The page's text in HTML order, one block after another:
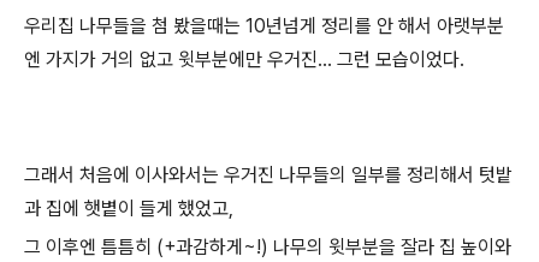
우리집 나무들을 첨 봤을때는 10년넘게 정리를 안 해서 아랫부분
엔 가지가 거의 없고 윗부분에만 우거진... 그런 모습이었다.
그래서 처음에 이사와서는 우거진 나무들의 일부를 정리해서 텃밭
과 집에 햇볕이 들게 했었고,
그 이후엔 틈틈히 (+과감하게~!) 나무의 윗부분을 잘라 집 높이와